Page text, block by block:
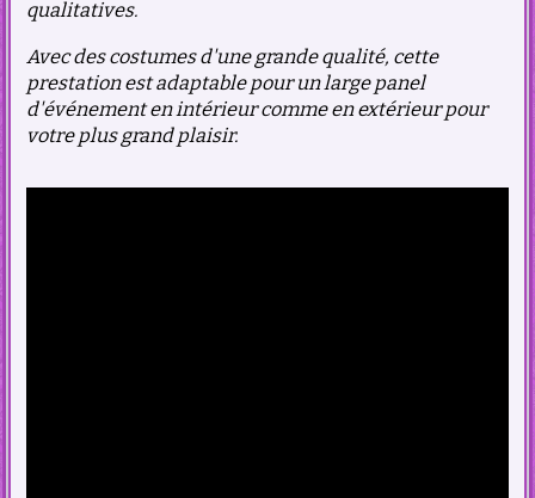
qualitatives.
Avec des costumes d'une grande qualité, cette
prestation est adaptable pour un large panel
d'événement en intérieur comme en extérieur pour
votre plus grand plaisir.